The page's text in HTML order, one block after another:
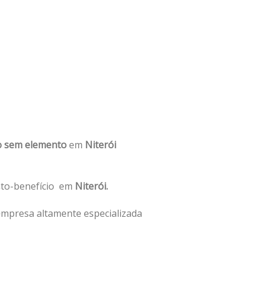
sem elementoem Niterói
benefício em Niterói.
altamente especializada